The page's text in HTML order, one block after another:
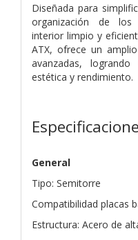
Diseñada para
organización de los
interior limpio y
ATX, ofrece un
avanzadas,
estética y rendimiento.
General
Tipo: Semitorre
Compatibilidad placas
Estructura: Acero de